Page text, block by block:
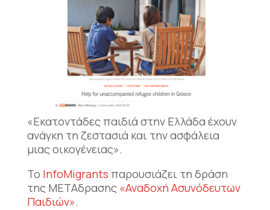
«Εκατοντάδες παιδιά στην Ελλάδα έχουν
ανάγκη τη ζεστασιά και την ασφάλεια
μιας οικογένειας».
Το InfoMigrants παρουσιάζει τη δράση
της ΜΕΤΑδρασης «Αναδοχή Ασυνόδευτων
Παιδιών».